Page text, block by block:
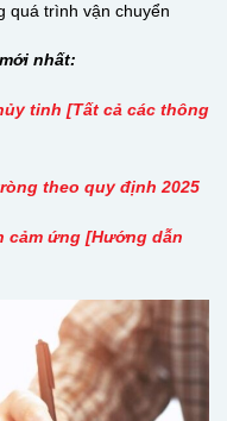
quá trình vận chuyển
nhất:
tinh [Tất cả các thông
theo quy định 2025
cảm ứng [Hướng dẫn